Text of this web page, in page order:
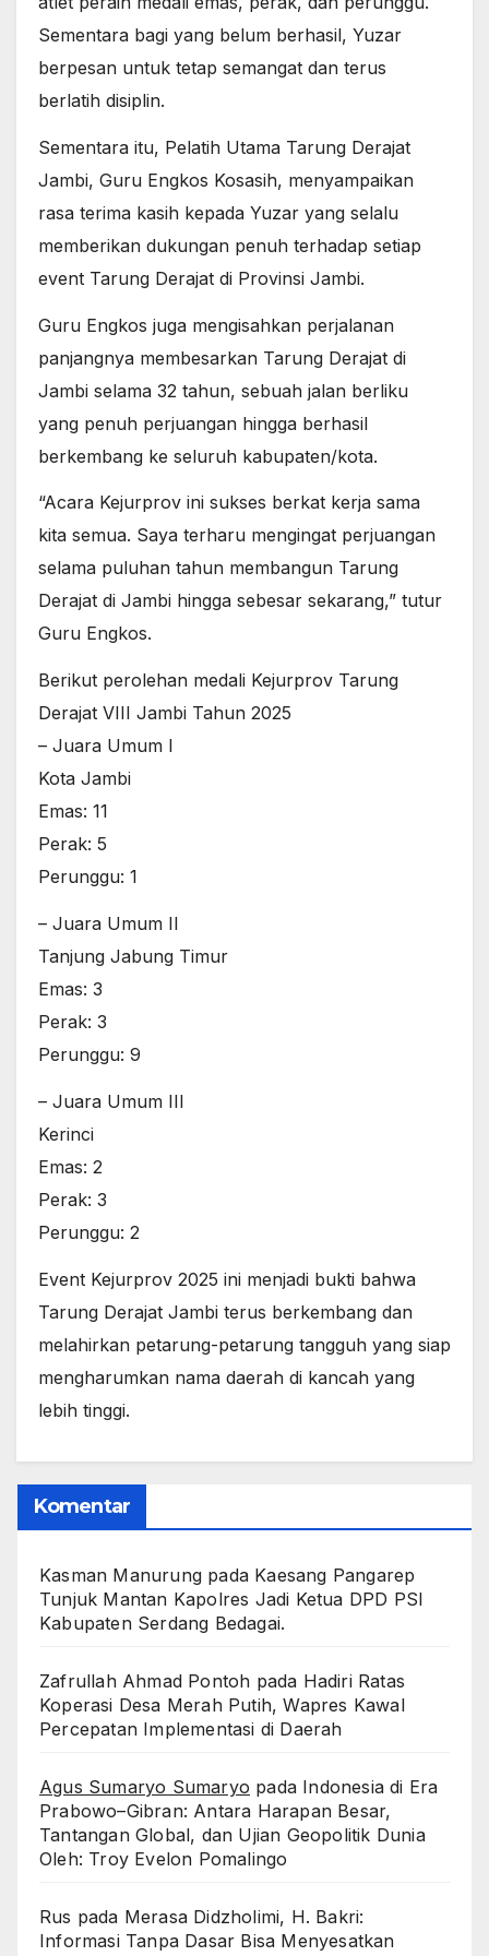
Sementara bagi yang belum berhasil, Yuzar
berpesan untuk tetap semangat dan terus
berlatih disiplin.
Sementara itu, Pelatih Utama Tarung Derajat
Jambi, Guru Engkos Kosasih, menyampaikan
rasa terima kasih kepada Yuzar yang selalu
memberikan dukungan penuh terhadap setiap
event Tarung Derajat di Provinsi Jambi.
Guru Engkos juga mengisahkan perjalanan
panjangnya membesarkan Tarung Derajat di
Jambi selama 32 tahun, sebuah jalan berliku
yang penuh perjuangan hingga berhasil
berkembang ke seluruh kabupaten/kota.
“Acara Kejurprov ini sukses berkat kerja sama
kita semua. Saya terharu mengingat perjuangan
selama puluhan tahun membangun Tarung
Derajat di Jambi hingga sebesar sekarang,” tutur
Guru Engkos.
Berikut perolehan medali Kejurprov Tarung
Derajat VIII Jambi Tahun 2025
– Juara Umum I
Kota Jambi
Emas: 11
Perak: 5
Perunggu: 1
– Juara Umum II
Tanjung Jabung Timur
Emas: 3
Perak: 3
Perunggu: 9
– Juara Umum III
Kerinci
Emas: 2
Perak: 3
Perunggu: 2
Event Kejurprov 2025 ini menjadi bukti bahwa
Tarung Derajat Jambi terus berkembang dan
melahirkan petarung-petarung tangguh yang siap
mengharumkan nama daerah di kancah yang
lebih tinggi.
Komentar
Kasman Manurung pada Kaesang Pangarep
Tunjuk Mantan Kapolres Jadi Ketua DPD PSI
Kabupaten Serdang Bedagai. ‎ ‎
Zafrullah Ahmad Pontoh pada Hadiri Ratas
Koperasi Desa Merah Putih, Wapres Kawal
Percepatan Implementasi di Daerah
Agus Sumaryo Sumaryo pada Indonesia di Era
Prabowo–Gibran: Antara Harapan Besar,
Tantangan Global, dan Ujian Geopolitik Dunia
Oleh: Troy Evelon Pomalingo
Rus pada Merasa Didzholimi, H. Bakri:
Informasi Tanpa Dasar Bisa Menyesatkan